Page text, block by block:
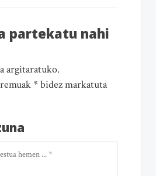
partekatu nahi
argitaratuko.
* bidez markatuta